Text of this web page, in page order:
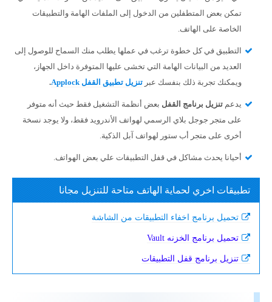
تمكن بعض المتطفلين من الدخول إلى الملفات الهامة والتطبيقات
الخاصة على الهاتف.
التطبيق في كل خطوة ترغب في عملها يطلب منك السماح للوصول إلى
العديد من البيانات الهامة التي تخشى عليها المتوفرة داخل الجهاز،
ويمكنك تجربة ذلك بنفسك عبر تنزيل تطبيق القفل Applock .
يدعم تنزيل برنامج القفل بعض أنظمة التشغيل فقط حيث أنه متوفر
على متجر جوجل بلاي الرسمي لهواتف الأندرويد فقط، ولا يوجد نسخة
أخرى على متجر أب ستور لهواتف آبل الذكية.
أحيانا يحدث مشاكل في قفل التطبيقات علي بعض الهواتف.
تطبيقات اخري لحماية الهاتف متاحة للتنزيل مجانا
تحميل برنامج اخفاء التطبيقات من الشاشة
تحميل برنامج الخزنه Vault
تنزيل برنامج قفل التطبيقات